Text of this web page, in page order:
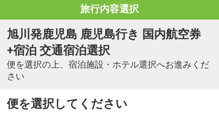
旅行内容選択
旭川発鹿児島 鹿児島行き 国内航空券
+宿泊 交通宿泊選択
便を選択の上、宿泊施設・ホテル選択へお進みくだ
さい
便を選択してください